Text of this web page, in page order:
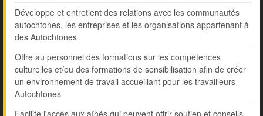
Développe et entretient des relations avec les communautés
autochtones, les entreprises et les organisations appartenant à
des Autochtones
Offre au personnel des formations sur les compétences
culturelles et/ou des formations de sensibilisation afin de créer
un environnement de travail accueillant pour les travailleurs
Autochtones